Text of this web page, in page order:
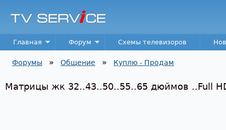
TV
Service
Main menu
Главная Форум Схемы телевизоров
Форумы » Общение » Куплю - Продам
Матрицы жк 32..43..50..55..65 дюймов ..Full